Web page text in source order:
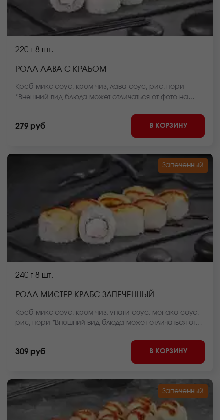
220 г 8 шт.
РОЛЛ ЛАВА С КРАБОМ
Краб-микс соус, крем чиз, лава соус, рис, нори
*Внешний вид блюда может отличаться от фото на
279 руб В КОРЗИНУ
Запеченный
240 г 8 шт.
РОЛЛ МИСТЕР КРАБС ЗАПЕЧЕННЫЙ
Краб-микс соус, крем чиз, унаги соус, монако соус,
рис, нори *Внешний вид блюда может отличаться от
309 руб В КОРЗИНУ
Запеченный